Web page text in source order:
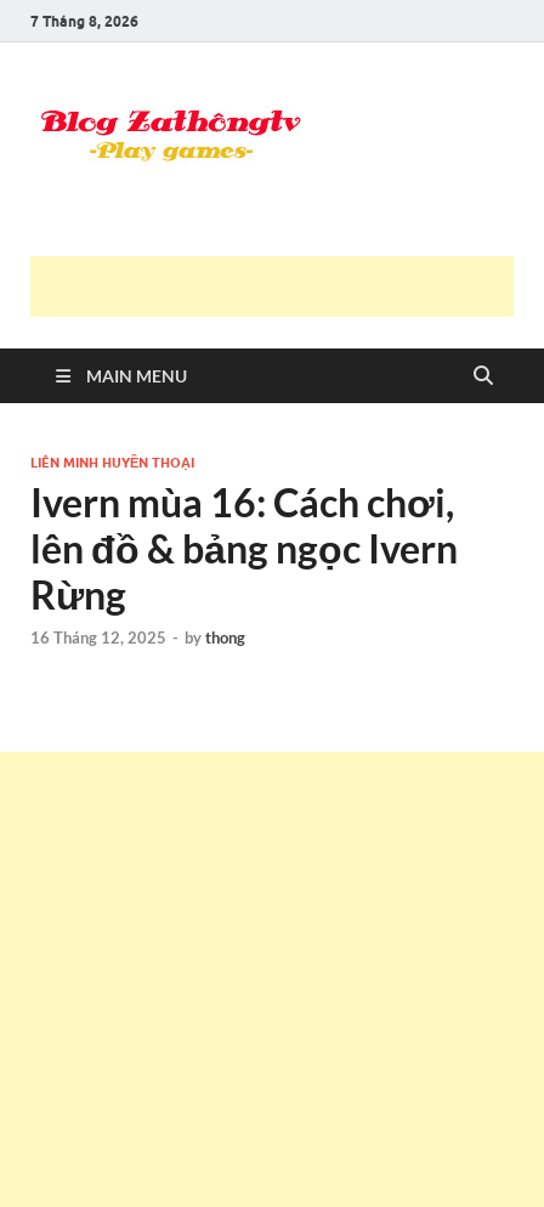
7 Tháng 8, 2026
MAIN MENU
LIÊN MINH HUYỀN THOẠI
Ivern mùa 16: Cách chơi,
lên đồ & bảng ngọc Ivern
Rừng
16 Tháng 12, 2025 - bythong